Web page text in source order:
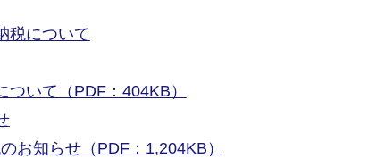
税について
いて（PDF：404KB）
お知らせ（PDF：1,204KB）